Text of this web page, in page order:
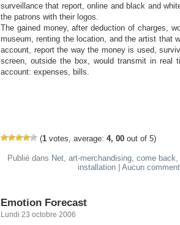
surveillance that report, online and black and
the patrons with their logos.
The gained money, after deduction of charges,
museum, renting the location, and the artist that
account, report the way the money is used,
screen, outside the box, would transmit in real
account: expenses, bills.
(1 votes, average: 4, 00 out of 5)
Publié dans Net, art-merchandising, come back,
installation| Aucun
Emotion Forecast
Lundi 23 octobre 2006